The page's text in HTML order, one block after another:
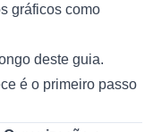
gráficos como
deste guia.
é o primeiro passo